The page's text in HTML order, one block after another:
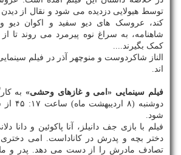
توسط هیولایی دزدیده می شود و نقال از
کند، عروسک های دیو سفید و اکوان دیو
شاهنامه، به سراغ نوه پیرمرد می روند تا
کمک بگیرند....
الناز شاکردوست و منوچهر آذر در فیلم
اند.
فیلم سینمایی «امی و غازهای وحشی» به
دوشنبه
شود.
فیلم با بازی جف دانیلز، آنا پاکوئین و دانا
دختر بچه و پدرش در کاناداست. امی
تصادف مادرش را از دست می دهد. پدر و